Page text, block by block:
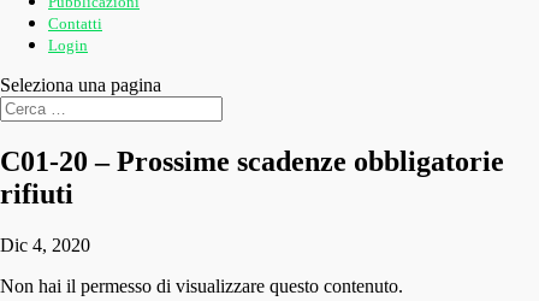
Contatti
Login
Seleziona una pagina
C01-20 – Prossime scadenze obbligatorie
rifiuti
Dic 4, 2020
Non hai il permesso di visualizzare questo contenuto.